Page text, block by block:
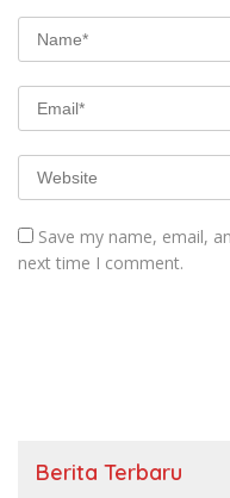
Save my name, email,
next time I comment.
Berita Terbaru